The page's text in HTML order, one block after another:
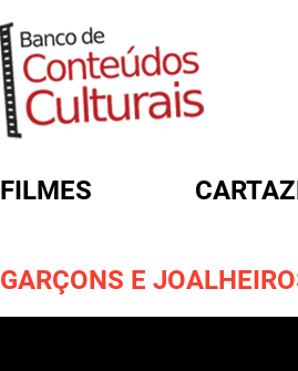
FILMES
GARÇONS E